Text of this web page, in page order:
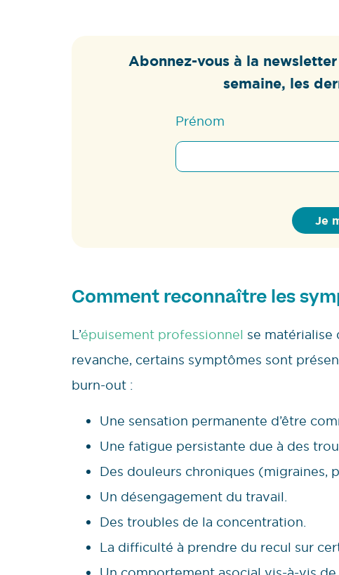
Abonnez-vous à la
semaine, les
Prénom
Comment reconnaître les
L’épuisement professionnel se matérialise
revanche, certains symptômes sont
burn-out :
Une sensation permanente d’être
Une fatigue persistante due à des
Des douleurs chroniques (migraines,
Un désengagement du travail.
Des troubles de la concentration.
La difficulté à prendre du recul sur